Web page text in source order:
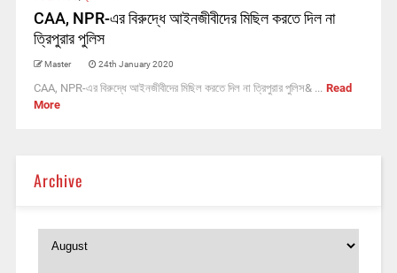
CAA, NPR-এর বিরুদ্ধে আইনজীবীদের মিছিল করতে দিল না
ত্রিপুরার পুলিস
Master 24th January 2020
CAA, NPR-এর বিরুদ্ধে আইনজীবীদের মিছিল করতে দিল না ত্রিপুরার পুলিস& ... Read
More
Archive